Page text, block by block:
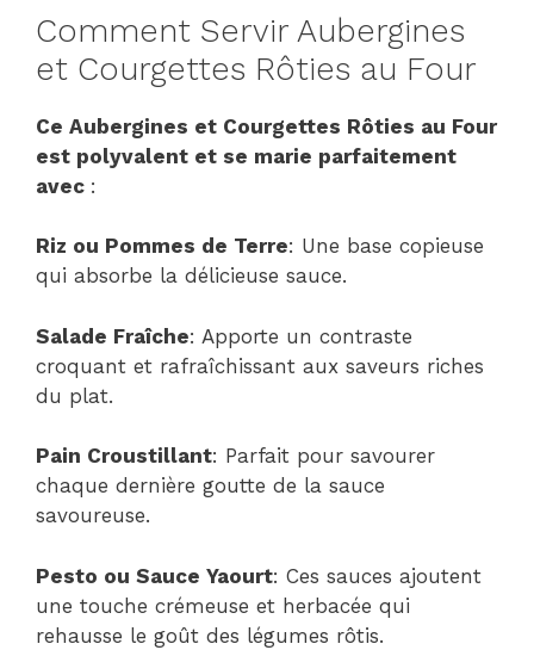
Comment Servir Aubergines
et Courgettes Rôties au Four
Ce Aubergines et Courgettes Rôties au Four
est polyvalent et se marie parfaitement
avec :
Riz ou Pommes de Terre: Une base copieuse
qui absorbe la délicieuse sauce.
Salade Fraîche: Apporte un contraste
croquant et rafraîchissant aux saveurs riches
du plat.
Pain Croustillant: Parfait pour savourer
chaque dernière goutte de la sauce
savoureuse.
Pesto ou Sauce Yaourt: Ces sauces ajoutent
une touche crémeuse et herbacée qui
rehausse le goût des légumes rôtis.